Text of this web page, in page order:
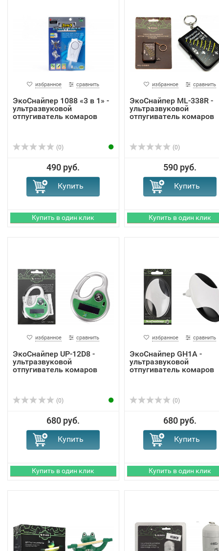
избранное сравнить
ЭкоСнайпер 1088 «3 в 1» -
ультразвуковой
отпугиватель комаров
(0)
490 руб.
избранное сравнить
ЭкоСнайпер ML-338R -
ультразвуковой
отпугиватель комаров
(0)
590 руб.
избранное сравнить
ЭкоСнайпер UP-12D8 -
ультразвуковой
отпугиватель комаров
(0)
680 руб.
избранное сравнить
ЭкоСнайпер GH1A -
ультразвуковой
отпугиватель комаров
(0)
680 руб.